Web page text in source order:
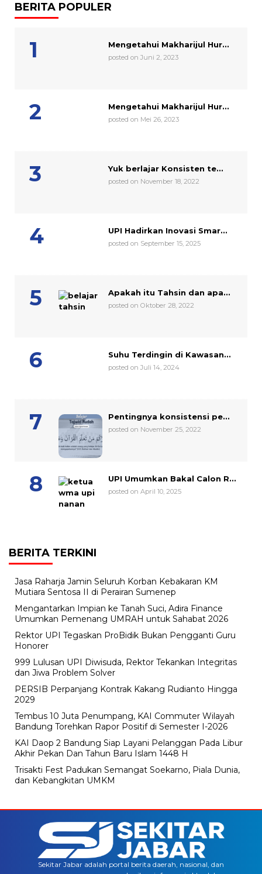
BERITA POPULER
Mengetahui Makharijul Hur...
posted on Juni 2, 2023
Mengetahui Makharijul Hur...
posted on Mei 26, 2023
Yuk berlajar Konsisten te...
posted on November 18, 2022
UPI Hadirkan Inovasi Smar...
posted on September 15, 2025
Apakah itu Tahsin dan apa...
posted on Oktober 28, 2022
Suhu Terdingin di Kawasan...
posted on Juli 14, 2024
Pentingnya konsistensi pe...
posted on November 25, 2022
UPI Umumkan Bakal Calon R...
posted on April 10, 2025
BERITA TERKINI
Jasa Raharja Jamin Seluruh Korban Kebakaran KM
Mutiara Sentosa II di Perairan Sumenep
Mengantarkan Impian ke Tanah Suci, Adira Finance
Umumkan Pemenang UMRAH untuk Sahabat 2026
Rektor UPI Tegaskan ProBidik Bukan Pengganti Guru
Honorer
999 Lulusan UPI Diwisuda, Rektor Tekankan Integritas
dan Jiwa Problem Solver
PERSIB Perpanjang Kontrak Kakang Rudianto Hingga
2029
Tembus 10 Juta Penumpang, KAI Commuter Wilayah
Bandung Torehkan Rapor Positif di Semester I-2026
KAI Daop 2 Bandung Siap Layani Pelanggan Pada Libur
Akhir Pekan Dan Tahun Baru Islam 1448 H
Trisakti Fest Padukan Semangat Soekarno, Piala Dunia,
dan Kebangkitan UMKM
Sekitar Jabar adalah portal berita daerah, nasional, dan